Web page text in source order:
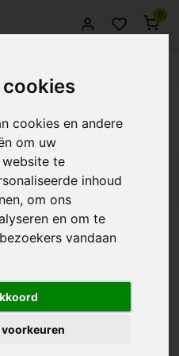
cookies en andere
om uw
te
inhoud
om ons
en om te
vandaan
0
40x27cm(25ltr)